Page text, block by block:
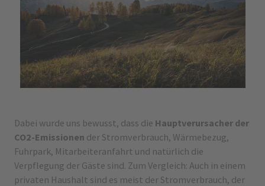
Dabei wurde uns bewusst, dass die Hauptverursacher der
CO2-Emissionen der Stromverbrauch, Wärmebezug,
Fuhrpark, Mitarbeiteranfahrt und natürlich die
Verpflegung der Gäste sind. Zum Vergleich: Auch in einem
privaten Haushalt sind es meist der Stromverbrauch, der